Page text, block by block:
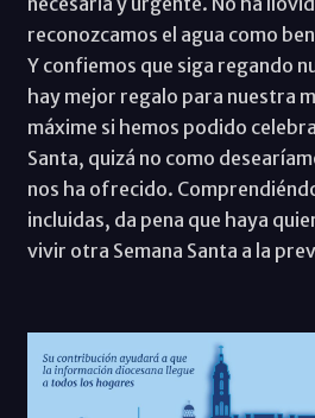
reconozcamos el agua como
Y confiemos que siga regando
hay mejor regalo para nuestra
máxime si hemos podido
Santa, quizá no como
nos ha ofrecido.
incluidas, da pena que haya
vivir otra Semana Santa a la